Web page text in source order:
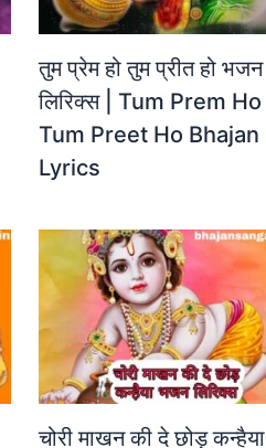
तुम प्रेम हो तुम प्रीत हो भजन
लिरिक्स | Tum Prem Ho
Tum Preet Ho Bhajan
Lyrics
चोरी माखन की दे छोड़ कन्हैया